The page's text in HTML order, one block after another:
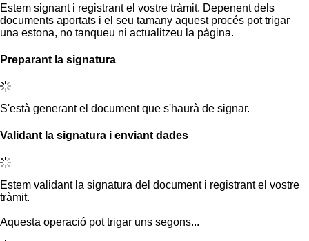
Estem signant i registrant el vostre tràmit. Depenent dels
documents aportats i el seu tamany aquest procés pot trigar
una estona, no tanqueu ni actualitzeu la pàgina.
Preparant la signatura
S'està generant el document que s'haurà de signar.
Validant la signatura i enviant dades
Estem validant la signatura del document i registrant el vostre
tràmit.
Aquesta operació pot trigar uns segons...